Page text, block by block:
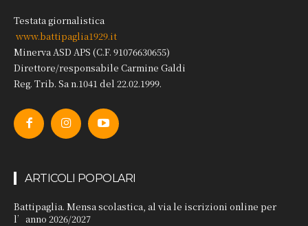
Testata giornalistica
www.battipaglia1929.it
Minerva ASD APS (C.F. 91076630655)
Direttore/responsabile Carmine Galdi
Reg. Trib. Sa n.1041 del 22.02.1999.
ARTICOLI POPOLARI
Battipaglia. Mensa scolastica, al via le iscrizioni online per
l’anno 2026/2027